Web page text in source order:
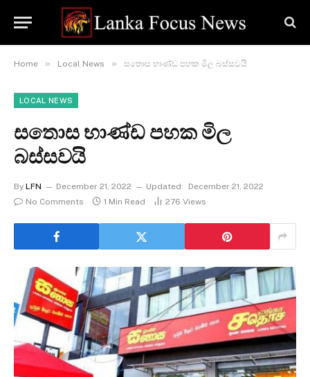
Home » Local News » සතොස භාණ්ඩ පහක මිල බස්සවයි
LOCAL NEWS
සතොස භාණ්ඩ පහක මිල
බස්සවයි
By LFN December 21, 2022 Updated:
December 21, 2022
No Comments
1 Min Read 276 Views